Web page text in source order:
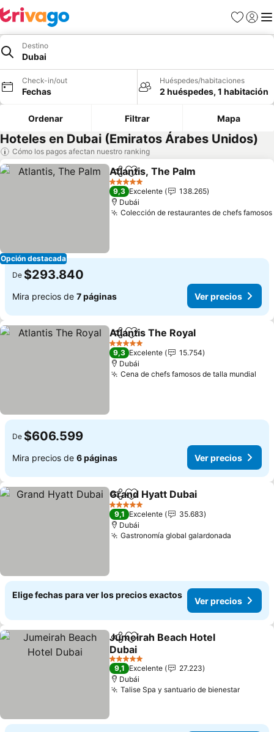
Favoritos
Iniciar
Destino
Dubai
Check-in/out
Fechas
Huéspedes/habitaciones
2 huéspedes, 1 habitación
Ordenar Filtrar Mapa
Hoteles en Dubai (Emiratos Árabes Unidos)
Cómo los pagos afectan nuestro ranking
Opción destacada
CompartirAgregar a favoritos
Atlantis, The Palm
5 Estrellas
9,3 Excelente
138.265
Dubái
Colección de restaurantes de chefs famosos
De $293.840
Mira precios de 7 páginas Ver precios
CompartirAgregar a favoritos
Atlantis The Royal
5 Estrellas
9,3 Excelente
15.754
Dubái
Cena de chefs famosos de talla mundial
De $606.599
Mira precios de 6 páginas Ver precios
CompartirAgregar a favoritos
Grand Hyatt Dubai
5 Estrellas
9,1 Excelente
35.683
Dubái
Gastronomía global galardonada
Elige fechas para ver los precios exactos
Ver precios
CompartirAgregar a favoritos
Jumeirah Beach Hotel
Dubai
5 Estrellas
9,1 Excelente
27.223
Dubái
Talise Spa y santuario de bienestar